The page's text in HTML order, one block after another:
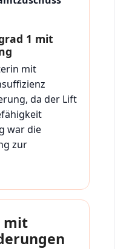
1 mit
mit
da der Lift
war die
zur
mit